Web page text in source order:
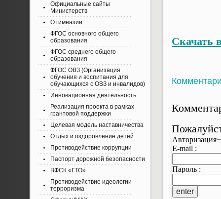
Скачать
Авторизация
E-mail :
Пароль :
Официальные сайты
Министерств
О гимназии
ФГОС основного общего
образования
ФГОС среднего общего
образования
ФГОС ОВЗ (Организация
обучения и воспитания для
обучающихся с ОВЗ и инвалидов)
Инновационная деятельность
Реализация проекта в рамках
грантовой поддержки
Целевая модель наставничества
Отдых и оздоровление детей
Противодействие коррупции
Паспорт дорожной безопасности
ВФСК «ГТО»
Противодействие идеологии
терроризма